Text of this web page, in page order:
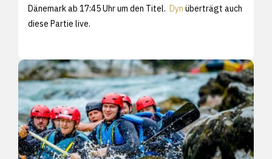
Dänemark ab 17:45 Uhr um den Titel. Dyn überträgt auch
diese Partie live.